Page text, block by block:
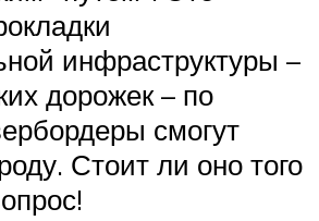
инфраструктуры –
дорожек – по
смогут
Стоит ли оно того